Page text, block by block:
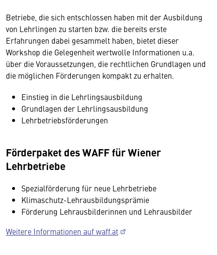
Betriebe, die sich entschlossen haben mit der Ausbildung
von Lehrlingen zu starten bzw. die bereits erste
Erfahrungen dabei gesammelt haben, bietet dieser
Workshop die Gelegenheit wertwolle Informationen u.a.
über die Voraussetzungen, die rechtlichen Grundlagen und
die möglichen Förderungen kompakt zu erhalten.
Einstieg in die Lehrlingsausbildung
Grundlagen der Lehrlingsausbildung
Lehrbetriebsförderungen
Förderpaket des WAFF für Wiener
Lehrbetriebe
Spezialförderung für neue Lehrbetriebe
Klimaschutz-Lehrausbildungsprämie
Förderung Lehrausbilderinnen und Lehrausbilder
Weitere Informationen auf waff.at